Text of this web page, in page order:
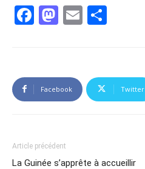
Facebook
Mastodon
Email
Facebook Twitter
Article précédent
La Guinée s’apprête à accueillir